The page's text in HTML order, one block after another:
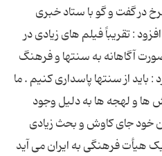
در گفت و گو با ستاد خبری
: تقریباً فیلم های زیادی در
آگاهانه به سنتها و فرهنگ
باید از سنتها پاسداری کنیم . ما
ها و لهجه ها به دلیل وجود
خود جای کاوش و بحث زیادی
هیأت فرهنگی به ایران می آید